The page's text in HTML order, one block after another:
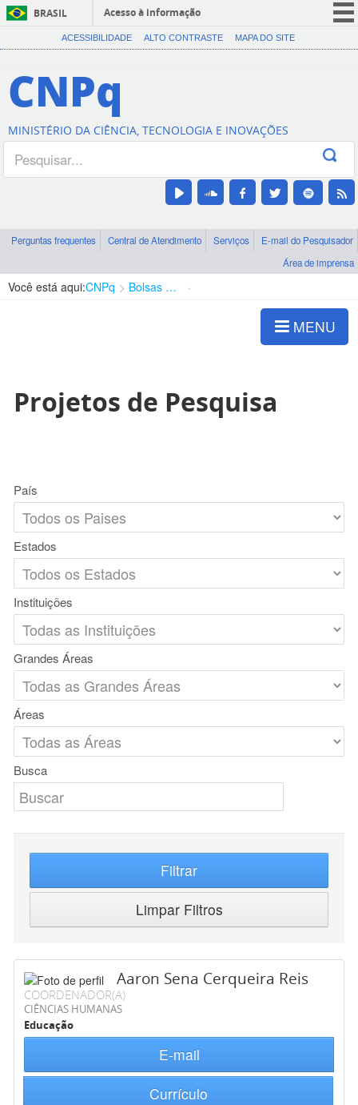
BRASIL
Acesso à informação
CORONAVÍRUS (COVID-19)
Canais
ACESSIBILIDADE ALTO CONTRASTE MAPA DO SITE
CNPq
MINISTÉRIO DA CIÊNCIA, TECNOLOGIA E INOVAÇÕES
Perguntas frequentes Central de Atendimento Serviços
E-mail do Pesquisador
Área de imprensa
Você está aqui:CNPq Bolsas e Auxílios Vigentes
MENU
Projetos de Pesquisa
País
Estados
Instituições
Grandes Áreas
Áreas
Busca
Filtrar
Limpar Filtros
Aaron Sena Cerqueira Reis
COORDENADOR(A)
CIÊNCIAS HUMANAS
Educação
E-mail
Currículo